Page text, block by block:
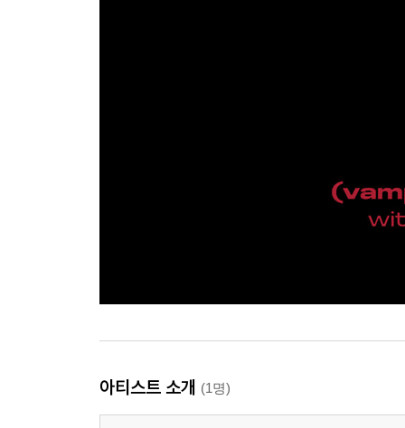
아티스트 소개 (1명)